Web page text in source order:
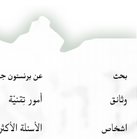
מקים התורה וחקים . . .
. . .התמים וישרות החכם
. . . . . . . השם הטוב
צפירת תפארת מרנו ורבנו
נגידינו רכבינו ופרשינו
מחמד נפשינו מרע אל[ . .
بحث
وثائق
اشخاص
عن برنستون
أمور تِقنيّة
الأسئلة